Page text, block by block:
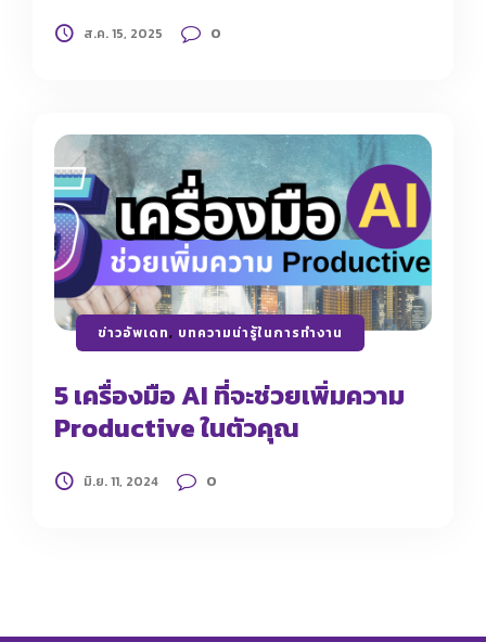
ส.ค. 15, 2025 0
ข่าวอัพเดท, บทความน่ารู้ในการทำงาน
5 เครื่องมือ AI ที่จะช่วยเพิ่มความ
Productive ในตัวคุณ
มิ.ย. 11, 2024 0